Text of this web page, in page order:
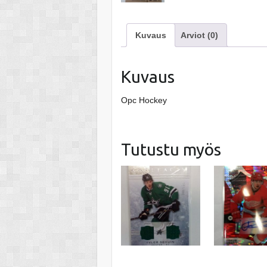
Kuvaus Arviot (0)
Kuvaus
Opc Hockey
Tutustu myös